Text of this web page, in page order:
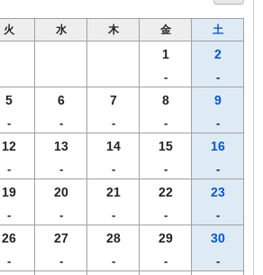
火 水 木 金 土
1
-
2
-
5
-
6
-
7
-
8
-
9
-
12
-
13
-
14
-
15
-
16
-
19
-
20
-
21
-
22
-
23
-
26
-
27
-
28
-
29
-
30
-